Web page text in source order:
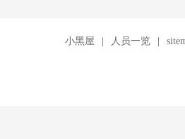
小黑屋 人员一览